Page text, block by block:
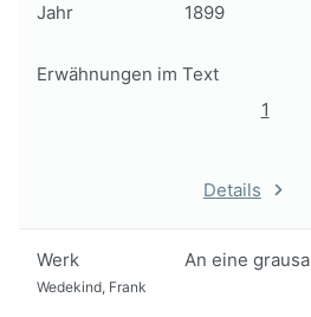
Jahr 1899
Erwähnungen im Text
1
Details
Werk An eine
Wedekind, Frank